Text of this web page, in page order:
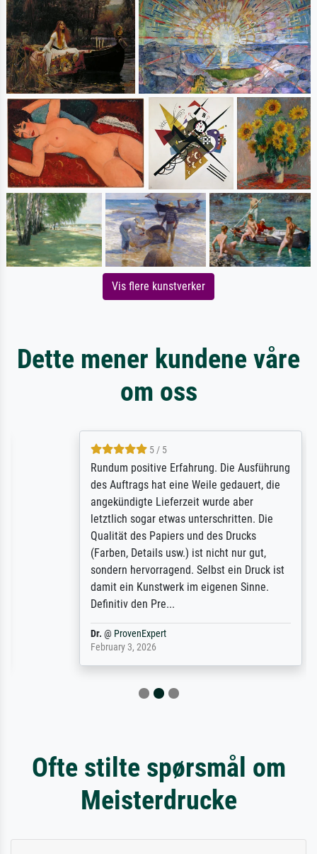
Vis flere kunstverker
Dette mener kundene våre
om oss
5 / 5
Rundum positive Erfahrung. Die Ausführung
des Auftrags hat eine Weile gedauert, die
angekündigte Lieferzeit wurde aber
letztlich sogar etwas unterschritten. Die
Qualität des Papiers und des Drucks
(Farben, Details usw.) ist nicht nur gut,
sondern hervorragend. Selbst ein Druck ist
damit ein Kunstwerk im eigenen Sinne.
Definitiv den Pre...
ProvenExpert
February 3, 2026
Ofte stilte spørsmål om
Meisterdrucke